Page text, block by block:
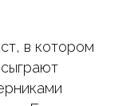
в котором